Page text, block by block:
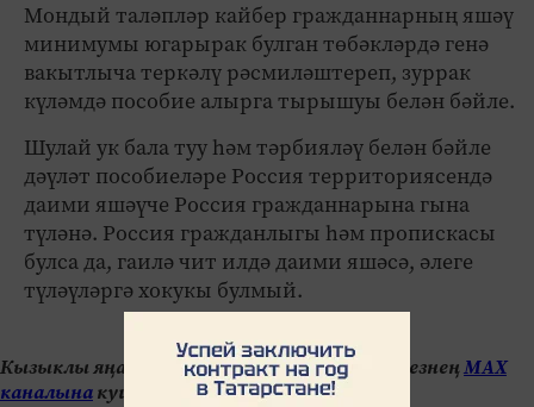
Мондый таләпләр кайбер гражданнарның яшәү
минимумы югарырак булган төбәкләрдә генә
вакытлыча теркәлү рәсмиләштереп, зуррак
күләмдә пособие алырга тырышуы белән бәйле.
Шулай ук бала туу һәм тәрбияләү белән бәйле
дәүләт пособиеләре Россия территориясендә
даими яшәүче Россия гражданнарына гына
түләнә. Россия гражданлыгы һәм пропискасы
булса да, гаилә чит илдә даими яшәсә, әлеге
түләүләргә хокукы булмый.
Кызыклы яңалыкларны күзәтеп бару өчен безнеңМАХ
каналынакушылыгыз.